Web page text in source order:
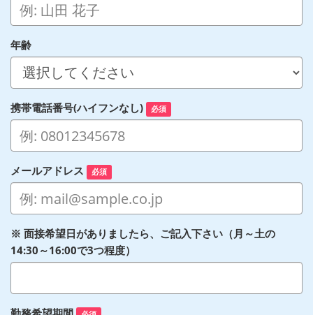
年齢
携帯電話番号(ハイフンなし) 必須
メールアドレス 必須
※ 面接希望日がありましたら、ご記入下さい（月～土の
14:30～16:00で3つ程度）